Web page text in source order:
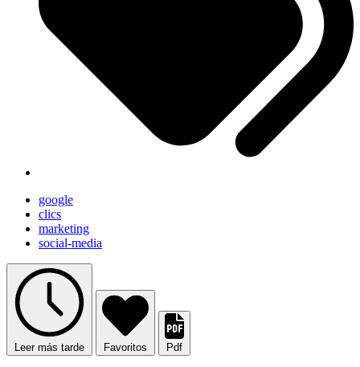
google
clics
marketing
social-media
Leer más tarde Favoritos Pdf